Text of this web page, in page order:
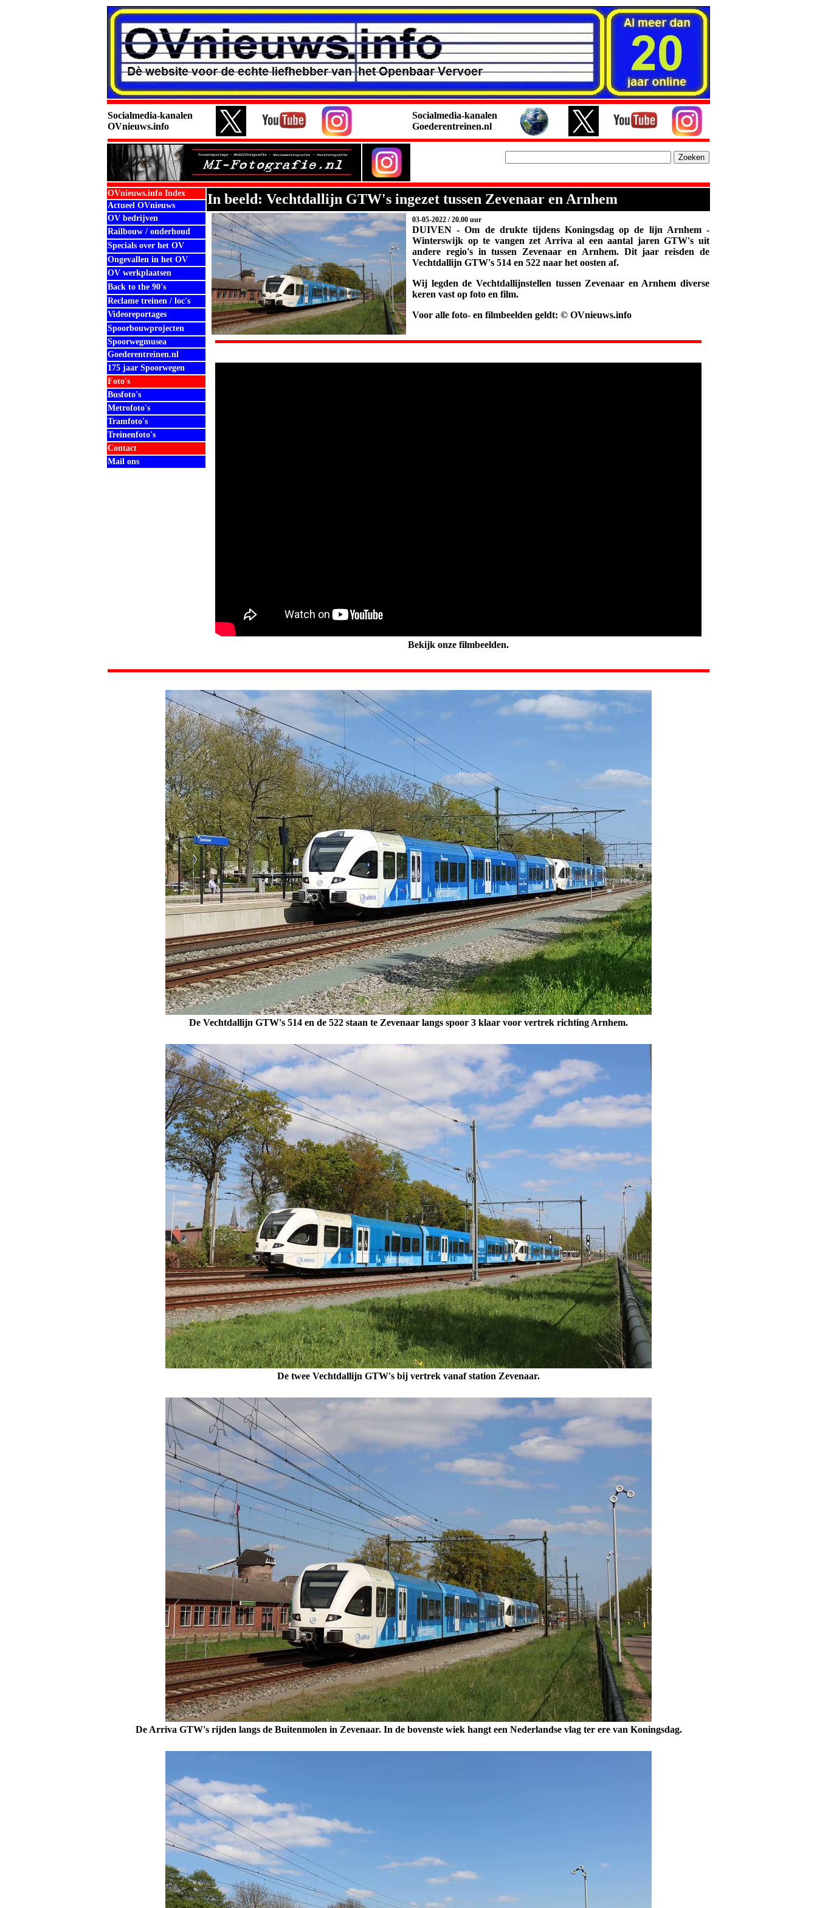
Socialmedia-kanalen
OVnieuws.info
Socialmedia-kanalen
Goederentreinen.nl
OVnieuws.info Index In beeld: Vechtdallijn GTW's ingezet tussen Zevenaar en Arnhem
Actueel OVnieuws
OV bedrijven
03-05-2022 / 20.00 uur
DUIVEN - Om de drukte tijdens Koningsdag op de lijn Arnhem -
Winterswijk op te vangen zet Arriva al een aantal jaren GTW's uit
andere regio's in tussen Zevenaar en Arnhem. Dit jaar reisden de
Vechtdallijn GTW's 514 en 522 naar het oosten af.
Wij legden de Vechtdallijnstellen tussen Zevenaar en Arnhem diverse
keren vast op foto en film.
Voor alle foto- en filmbeelden geldt: © OVnieuws.info
Railbouw / onderhoud
Specials over het OV
Ongevallen in het OV
OV werkplaatsen
Back to the 90's
Reclame treinen / loc's
Videoreportages
Spoorbouwprojecten
Spoorwegmusea
Goederentreinen.nl
175 jaar Spoorwegen
Foto's
Busfoto's
Metrofoto's
Tramfoto's
Treinenfoto's
Contact
Mail ons
Bekijk onze filmbeelden.
De Vechtdallijn GTW's 514 en de 522 staan te Zevenaar langs spoor 3 klaar voor vertrek richting Arnhem.
De twee Vechtdallijn GTW's bij vertrek vanaf station Zevenaar.
De Arriva GTW's rijden langs de Buitenmolen in Zevenaar. In de bovenste wiek hangt een Nederlandse vlag ter ere van Koningsdag.